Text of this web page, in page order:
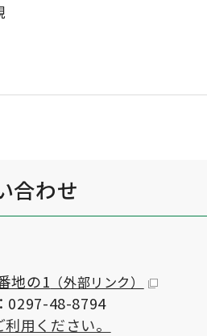
合わせ
地の1 （外部リンク）
0297-48-8794
用ください。